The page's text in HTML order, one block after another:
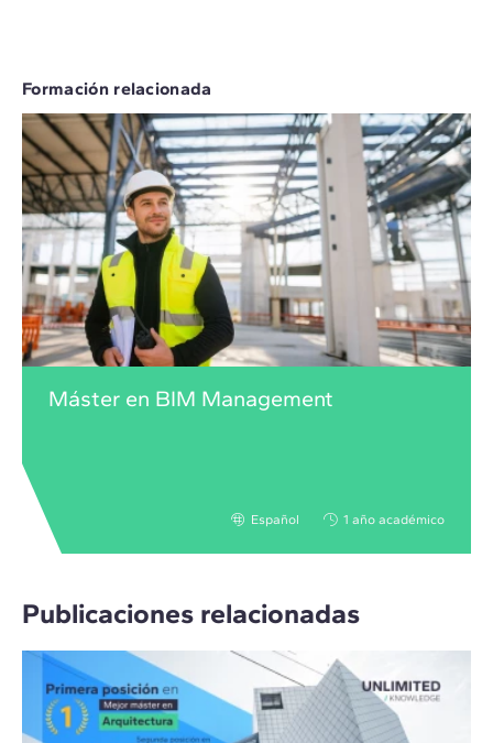
Formación relacionada
Máster en BIM Management
Español 1 año académico
Publicaciones relacionadas